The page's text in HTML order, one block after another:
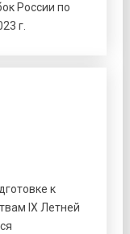
России по
г.
к
IX Летней